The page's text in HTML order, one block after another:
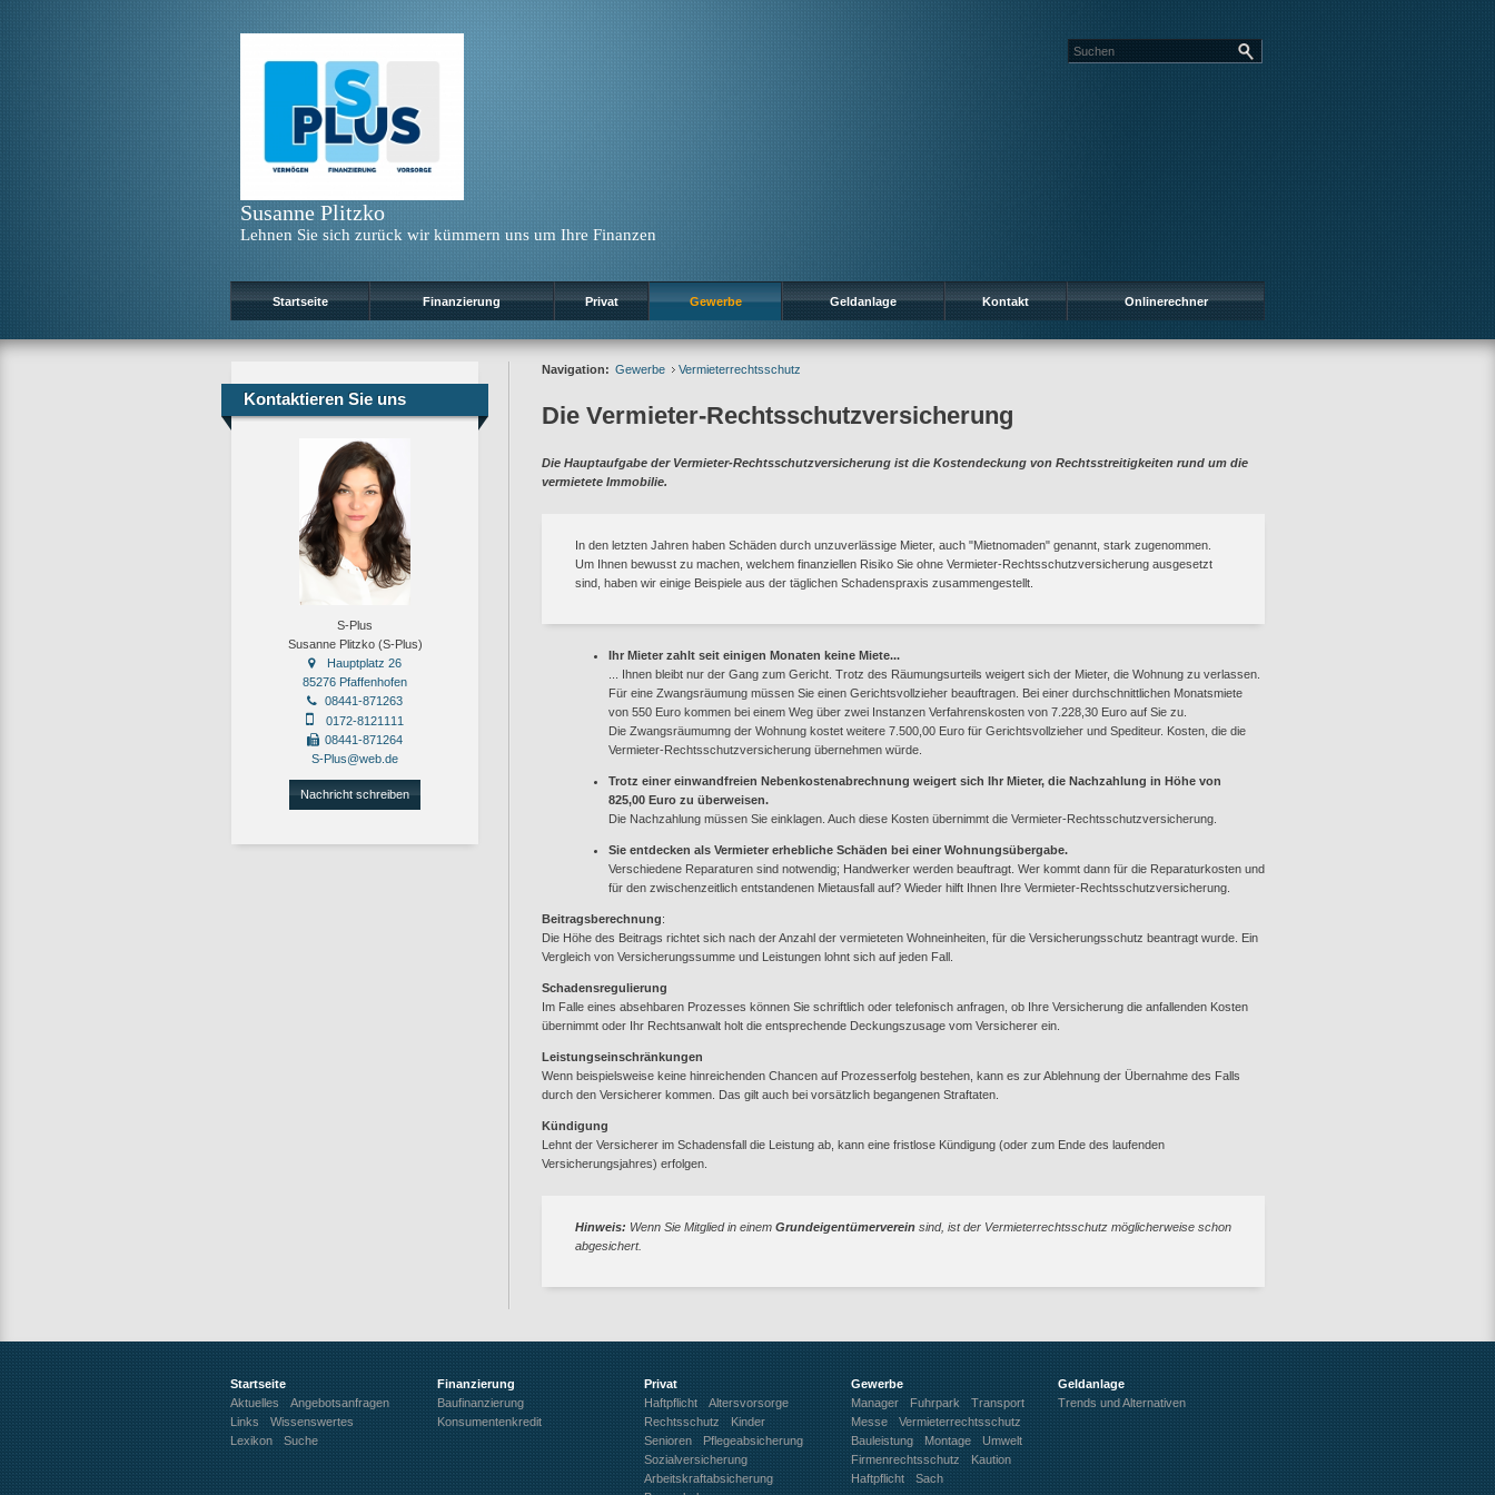
Susanne Plitzko
Lehnen Sie sich zurück wir kümmern uns um Ihre Finanzen
Startseite Finanzierung Privat Gewerbe Geldanlage Kontakt Onlinerechner
Kontaktieren Sie uns
S-Plus
Susanne Plitzko (S-Plus)
Hauptplatz 26
85276 Pfaffenhofen
08441-871263
0172-8121111
08441-871264
S-Plus@web.de
Nachricht schreiben
Navigation: Gewerbe Vermieterrechtsschutz
Die Vermieter-Rechtsschutzversicherung
Die Hauptaufgabe der Vermieter-Rechtsschutzversicherung ist die Kostendeckung von Rechtsstreitigkeiten rund um die
vermietete Immobilie.
In den letzten Jahren haben Schäden durch unzuverlässige Mieter, auch "Mietnomaden" genannt, stark zugenommen.
Um Ihnen bewusst zu machen, welchem finanziellen Risiko Sie ohne Vermieter-Rechtsschutzversicherung ausgesetzt
sind, haben wir einige Beispiele aus der täglichen Schadenspraxis zusammengestellt.
Ihr Mieter zahlt seit einigen Monaten keine Miete...
... Ihnen bleibt nur der Gang zum Gericht. Trotz des Räumungsurteils weigert sich der Mieter, die Wohnung zu verlassen.
Für eine Zwangsräumung müssen Sie einen Gerichtsvollzieher beauftragen. Bei einer durchschnittlichen Monatsmiete
von 550 Euro kommen bei einem Weg über zwei Instanzen Verfahrenskosten von 7.228,30 Euro auf Sie zu.
Die Zwangsräumumng der Wohnung kostet weitere 7.500,00 Euro für Gerichtsvollzieher und Spediteur. Kosten, die die
Vermieter-Rechtsschutzversicherung übernehmen würde.
Trotz einer einwandfreien Nebenkostenabrechnung weigert sich Ihr Mieter, die Nachzahlung in Höhe von
825,00 Euro zu überweisen.
Die Nachzahlung müssen Sie einklagen. Auch diese Kosten übernimmt die Vermieter-Rechtsschutzversicherung.
Sie entdecken als Vermieter erhebliche Schäden bei einer Wohnungsübergabe.
Verschiedene Reparaturen sind notwendig; Handwerker werden beauftragt. Wer kommt dann für die Reparaturkosten und
für den zwischenzeitlich entstandenen Mietausfall auf? Wieder hilft Ihnen Ihre Vermieter-Rechtsschutzversicherung.
Beitragsberechnung:
Die Höhe des Beitrags richtet sich nach der Anzahl der vermieteten Wohneinheiten, für die Versicherungsschutz beantragt wurde. Ein
Vergleich von Versicherungssumme und Leistungen lohnt sich auf jeden Fall.
Schadensregulierung
Im Falle eines absehbaren Prozesses können Sie schriftlich oder telefonisch anfragen, ob Ihre Versicherung die anfallenden Kosten
übernimmt oder Ihr Rechtsanwalt holt die entsprechende Deckungszusage vom Versicherer ein.
Leistungseinschränkungen
Wenn beispielsweise keine hinreichenden Chancen auf Prozesserfolg bestehen, kann es zur Ablehnung der Übernahme des Falls
durch den Versicherer kommen. Das gilt auch bei vorsätzlich begangenen Straftaten.
Kündigung
Lehnt der Versicherer im Schadensfall die Leistung ab, kann eine fristlose Kündigung (oder zum Ende des laufenden
Versicherungsjahres) erfolgen.
Hinweis: Wenn Sie Mitglied in einem Grundeigentümerverein sind, ist der Vermieterrechtsschutz möglicherweise schon
abgesichert.
Startseite
Aktuelles
Angebotsanfragen
Links
Wissenswertes
Lexikon
Suche
Finanzierung
Baufinanzierung
Konsumentenkredit
Privat
Haftpflicht
Altersvorsorge
Rechtsschutz
Kinder
Senioren
Pflegeabsicherung
Sozialversicherung
Arbeitskraftabsicherung
Gewerbe
Manager
Fuhrpark
Transport
Messe
Vermieterrechtsschutz
Bauleistung
Montage
Umwelt
Firmenrechtsschutz
Kaution
Haftpflicht
Sach
Geldanlage
Trends und Alternativen